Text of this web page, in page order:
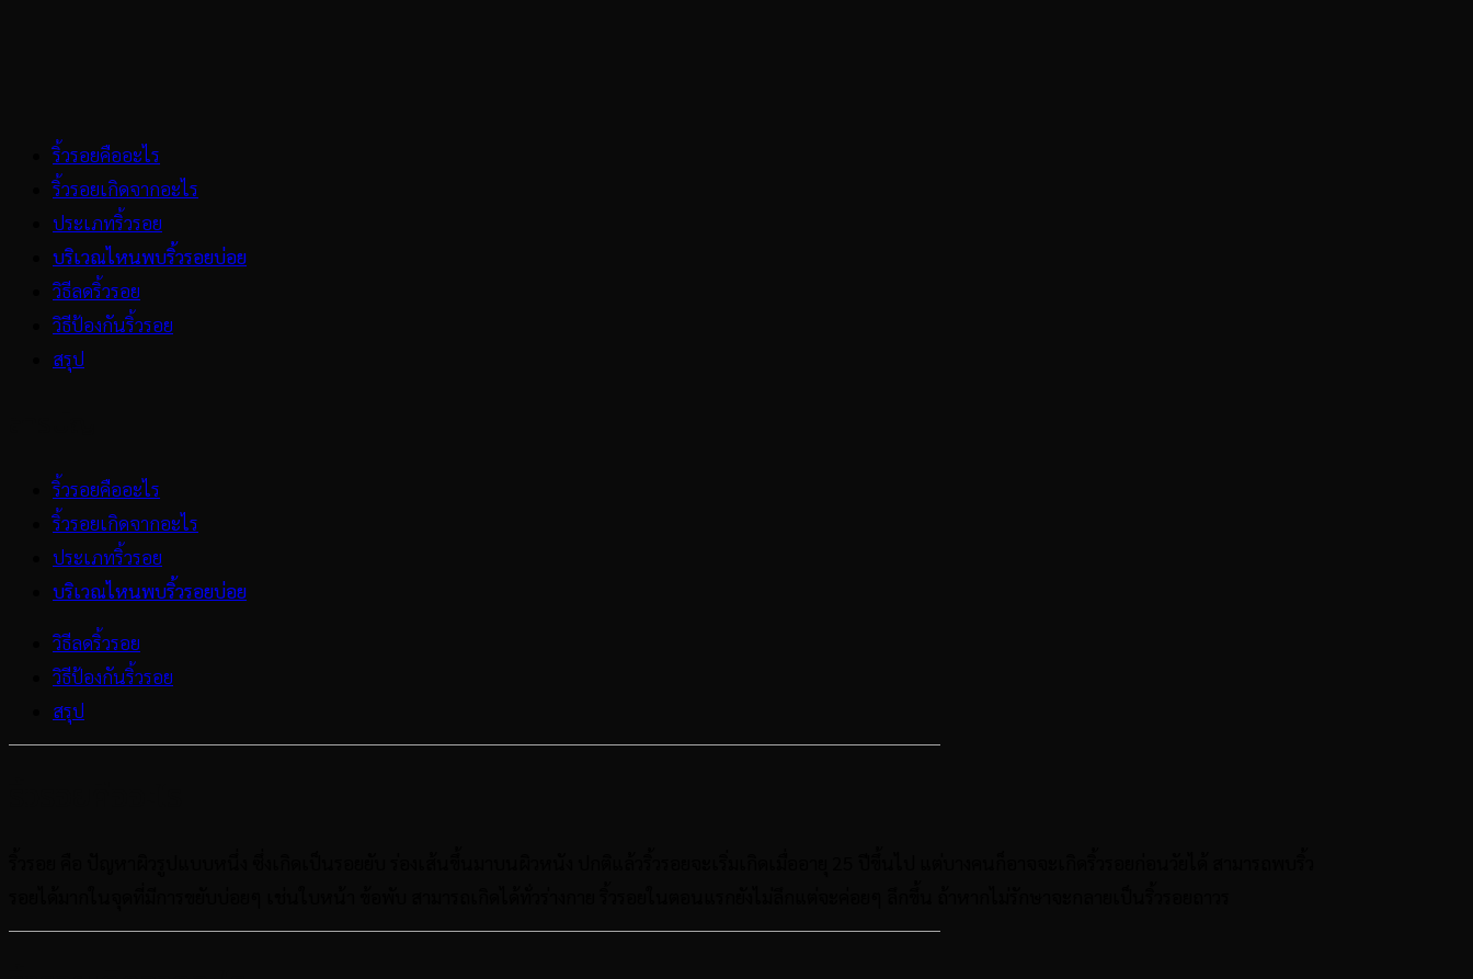
ริ้วรอยคืออะไร
ริ้วรอยเกิดจากอะไร
ประเภทริ้วรอย
บริเวณไหนพบริ้วรอยบ่อย
วิธีลดริ้วรอย
วิธีป้องกันริ้วรอย
สรุป
ริ้วรอยคืออะไร
ริ้วรอยเกิดจากอะไร
ประเภทริ้วรอย
บริเวณไหนพบริ้วรอยบ่อย
วิธีลดริ้วรอย
วิธีป้องกันริ้วรอย
สรุป